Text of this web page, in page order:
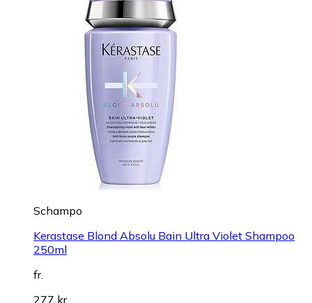
Schampo
Kerastase Blond Absolu Bain Ultra Violet Shampoo
250ml
fr.
277 kr